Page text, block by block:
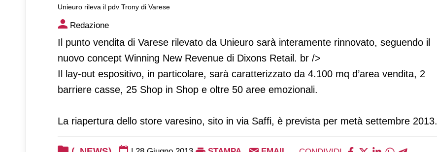
Unieuro rileva il pdv Trony di Varese
Unieuro rileva il pdv Trony di Varese
Redazione
Il punto vendita di Varese rilevato da Unieuro sarà interamente rinnovato, seguendo il
nuovo concept Winning New Revenue di Dixons Retail. br />
Il lay-out espositivo, in particolare, sarà caratterizzato da 4.100 mq d’area vendita, 2
barriere casse, 25 Shop in Shop e oltre 50 aree emozionali.
La riapertura dello store varesino, sito in via Saffi, è prevista per metà settembre 2013.